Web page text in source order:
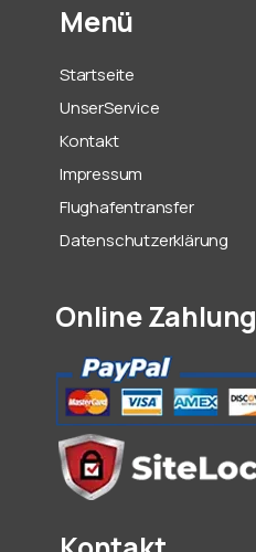
Menü
Startseite
UnserService
Kontakt
Impressum
Flughafentransfer
Datenschutzerklärung
Online Zahlung